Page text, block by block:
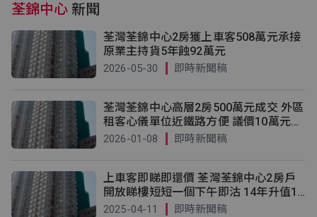
荃錦中心 新聞
荃灣荃錦中心2房獲上車客508萬元承接
原業主持貨5年蝕92萬元
2026-05-30 即時新聞稿
荃灣荃錦中心高層2房500萬元成交 外區
租客心儀單位近鐵路方便 議價10萬元入
市
2026-01-08 即時新聞稿
上車客即睇即還價 荃灣荃錦中心2房戶
開放睇樓短短一個下午即沽 14年升值17
3萬元
2025-04-11 即時新聞稿